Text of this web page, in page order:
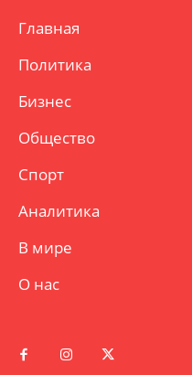
Главная
Политика
Бизнес
Общество
Спорт
Аналитика
В мире
О нас